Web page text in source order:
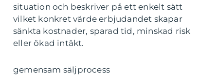
situation och beskriver på ett enkelt sätt
vilket konkret värde erbjudandet skapar
sänkta kostnader, sparad tid, minskad risk
eller ökad intäkt.
gemensam säljprocess